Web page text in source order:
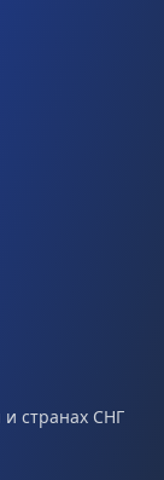
странах СНГ